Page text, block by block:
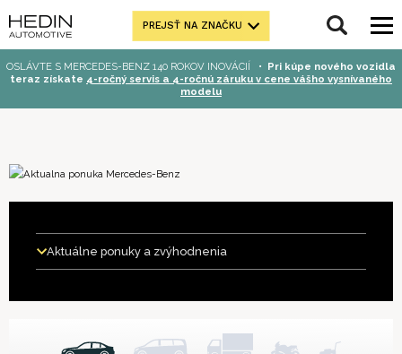
PREJSŤ NA ZNAČKU
OSLÁVTE S MERCEDES-BENZ 140 ROKOV INOVÁCIÍ • Pri kúpe nového vozidla
teraz získate 4-ročný servis a 4-ročnú záruku v cene vášho vysnívaného
modelu
Aktuálne ponuky a zvýhodnenia